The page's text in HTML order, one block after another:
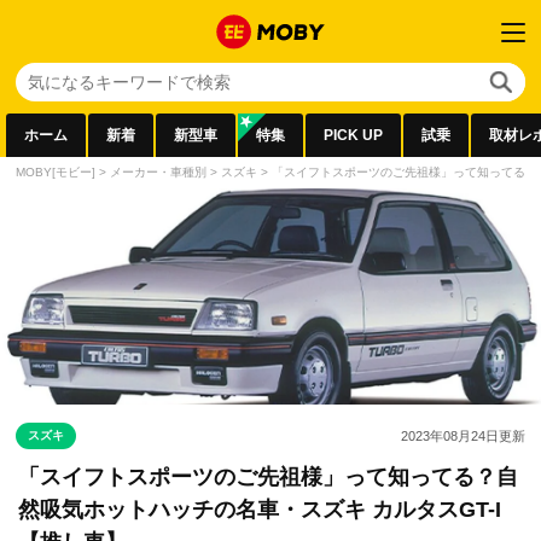
ホーム 新着 新型車 特集 PICK UP 試乗 取材レ
MOBY[モビー] > メーカー・車種別 > スズキ > 「スイフトスポーツのご先祖様」って知ってる
スズキ 2023年08月24日更新
「スイフトスポーツのご先祖様」って知ってる？自
然吸気ホットハッチの名車・スズキ カルタスGT-I